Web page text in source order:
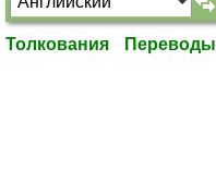
Толкования Переводы